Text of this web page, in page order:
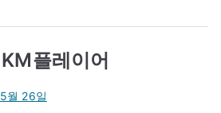
플레이어
월 26일